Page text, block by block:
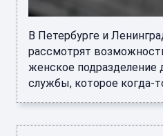
В Петербурге и
рассмотрят
женское подразделение
службы, которое когда-